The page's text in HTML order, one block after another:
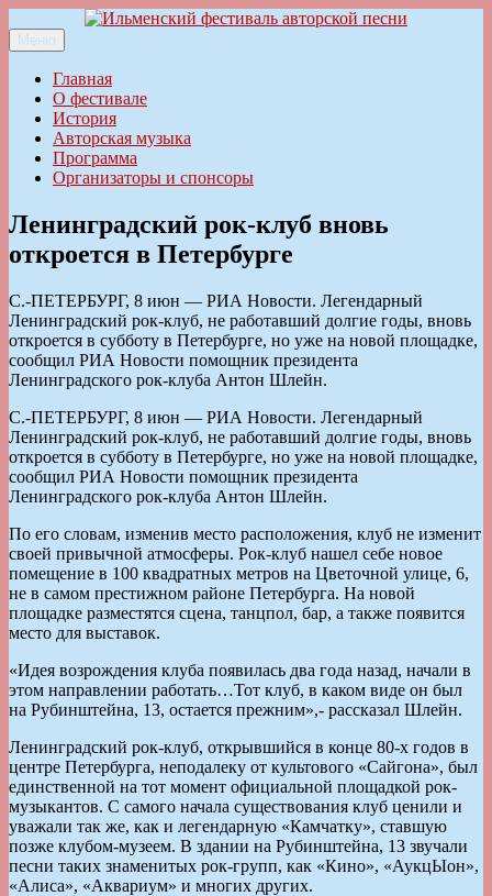
к
содержимому
Ильменский фестиваль авторской песни
Меню
Главная
О фестивале
История
Авторская музыка
Программа
Организаторы и спонсоры
Ленинградский рок-клуб вновь
откроется в Петербурге
С.-ПЕТЕРБУРГ, 8 июн — РИА Новости. Легендарный
Ленинградский рок-клуб, не работавший долгие годы, вновь
откроется в субботу в Петербурге, но уже на новой площадке,
сообщил РИА Новости помощник президента
Ленинградского рок-клуба Антон Шлейн.
С.-ПЕТЕРБУРГ, 8 июн — РИА Новости. Легендарный
Ленинградский рок-клуб, не работавший долгие годы, вновь
откроется в субботу в Петербурге, но уже на новой площадке,
сообщил РИА Новости помощник президента
Ленинградского рок-клуба Антон Шлейн.
По его словам, изменив место расположения, клуб не изменит
своей привычной атмосферы. Рок-клуб нашел себе новое
помещение в 100 квадратных метров на Цветочной улице, 6,
не в самом престижном районе Петербурга. На новой
площадке разместятся сцена, танцпол, бар, а также появится
место для выставок.
«Идея возрождения клуба появилась два года назад, начали в
этом направлении работать…Тот клуб, в каком виде он был
на Рубинштейна, 13, остается прежним»,- рассказал Шлейн.
Ленинградский рок-клуб, открывшийся в конце 80-х годов в
центре Петербурга, неподалеку от культового «Сайгона», был
единственной на тот момент официальной площадкой рок-
музыкантов. С самого начала существования клуб ценили и
уважали так же, как и легендарную «Камчатку», ставшую
позже клубом-музеем. В здании на Рубинштейна, 13 звучали
песни таких знаменитых рок-групп, как «Кино», «АукцЫон»,
«Алиса», «Аквариум» и многих других.